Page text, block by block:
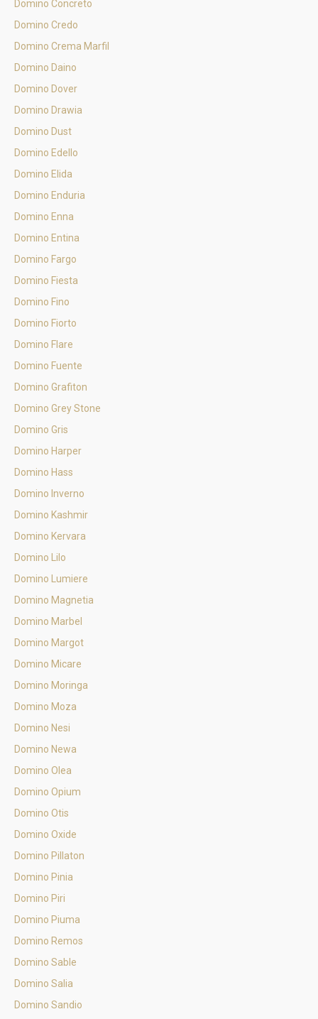
Domino Concreto
Domino Credo
Domino Crema Marfil
Domino Daino
Domino Dover
Domino Drawia
Domino Dust
Domino Edello
Domino Elida
Domino Enduria
Domino Enna
Domino Entina
Domino Fargo
Domino Fiesta
Domino Fino
Domino Fiorto
Domino Flare
Domino Fuente
Domino Grafiton
Domino Grey Stone
Domino Gris
Domino Harper
Domino Hass
Domino Inverno
Domino Kashmir
Domino Kervara
Domino Lilo
Domino Lumiere
Domino Magnetia
Domino Marbel
Domino Margot
Domino Micare
Domino Moringa
Domino Moza
Domino Nesi
Domino Newa
Domino Olea
Domino Opium
Domino Otis
Domino Oxide
Domino Pillaton
Domino Pinia
Domino Piri
Domino Piuma
Domino Remos
Domino Sable
Domino Salia
Domino Sandio